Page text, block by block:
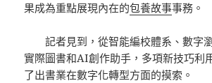
果成為重點展現內在的包養故事事務。
記者見到，從智能編校體系、數字
實際圖書和AI創作助手，多項新技巧利
了出書業在數字化轉型方面的摸索。